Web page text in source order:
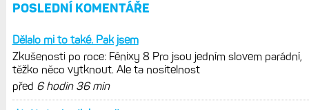
POSLEDNÍ KOMENTÁŘE
Dělalo mi to také. Pak jsem
Zkušenosti po roce: Fénixy 8 Pro jsou jedním slovem parádní,
těžko něco vytknout. Ale ta nositelnost
před 6 hodin 36 min